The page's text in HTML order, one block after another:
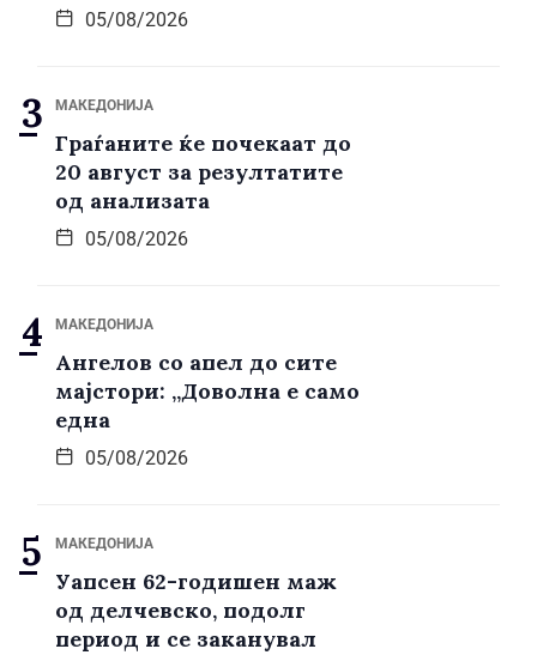
05/08/2026
МАКЕДОНИЈА
Граѓаните ќе почекаат до
20 август за резултатите
од анализата
05/08/2026
МАКЕДОНИЈА
Ангелов со апел до сите
мајстори: „Доволна е само
една
05/08/2026
МАКЕДОНИЈА
Уапсен 62-годишен маж
од делчевско, подолг
период и се заканувал